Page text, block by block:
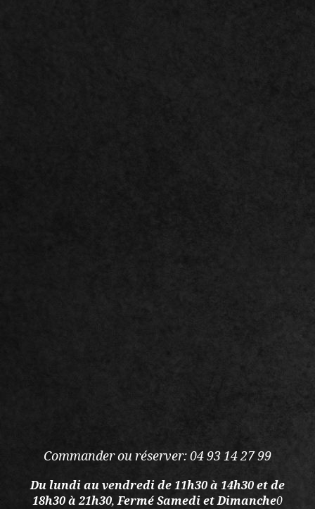
Commander ou réserver: 04 93 14 27 99
Du lundi au vendredi de 11h30 à 14h30 et de
18h30 à 21h30,Fermé Samedi et Dimanche0